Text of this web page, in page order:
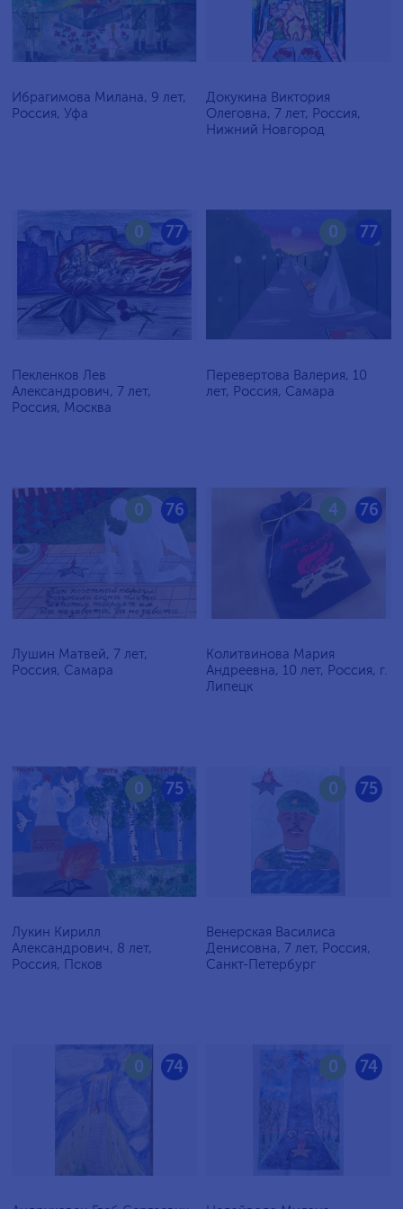
Ибрагимова Милана, 9 лет,
Россия, Уфа
Докукина Виктория
Олеговна, 7 лет, Россия,
Нижний Новгород
77
0
Пекленков Лев
Александрович, 7 лет,
Россия, Москва
77
0
Перевертова Валерия, 10
лет, Россия, Самара
76
0
Лушин Матвей, 7 лет,
Россия, Самара
76
4
Колитвинова Мария
Андреевна, 10 лет, Россия, г.
Липецк
75
0
Лукин Кирилл
Александрович, 8 лет,
Россия, Псков
75
0
Венерская Василиса
Денисовна, 7 лет, Россия,
Санкт-Петербург
74
0 74
0